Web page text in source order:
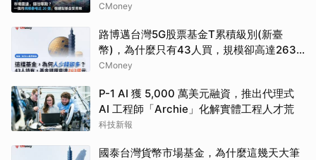
CMoney
路博邁台灣5G股票基金T累積級別(新臺
幣)，為什麼只有43人買，規模卻高達263
億？
CMoney
P-1 AI 獲 5,000 萬美元融資，推出代理式
AI 工程師「Archie」化解實體工程人才荒
科技新報
國泰台灣貨幣市場基金，為什麼這幾天大筆